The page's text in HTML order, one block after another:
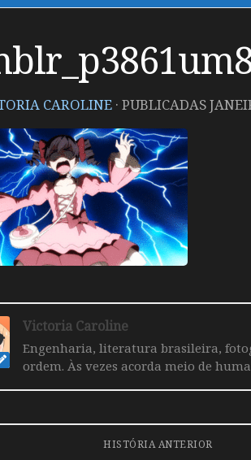
CAROLINE · PUBLICADAS
Victoria Caroline
Engenharia, literatura brasileira,
ordem. Às vezes acorda meio de
HISTÓRIA ANTERIOR